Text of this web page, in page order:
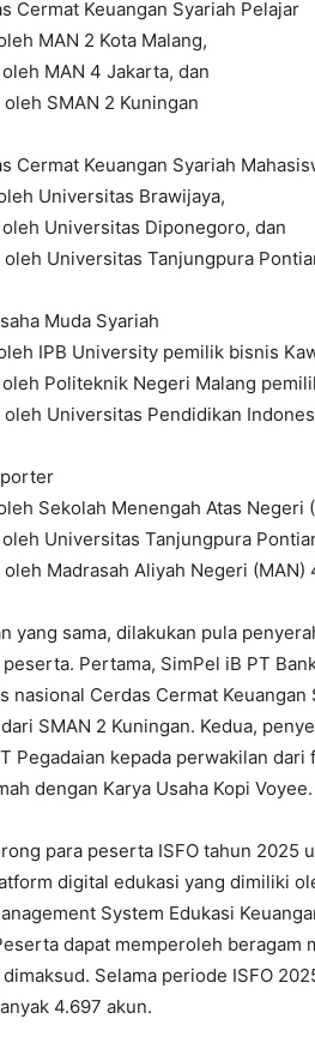
Cermat Keuangan Syariah Pelajar
MAN 2 Kota Malang,
MAN 4 Jakarta, dan
SMAN 2 Kuningan
Cermat Keuangan Syariah
Universitas Brawijaya,
Universitas Diponegoro, dan
Universitas Tanjungpura
Muda Syariah
IPB University pemilik bisnis
Politeknik Negeri Malang
Universitas Pendidikan
Sekolah Menengah Atas Negeri
Universitas Tanjungpura
Madrasah Aliyah Negeri (MAN)
yang sama, dilakukan pula
Pertama, SimPel iB PT
nasional Cerdas Cermat
SMAN 2 Kuningan. Kedua,
Pegadaian kepada perwakilan
dengan Karya Usaha Kopi Voyee.
para peserta ISFO tahun 2025
digital edukasi yang dimiliki
System Edukasi
dapat memperoleh beragam
Selama periode ISFO
4.697 akun.